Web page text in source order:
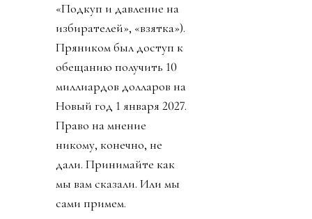
«Подкуп и давление на
избирателей», «взятка»).
Пряником был доступ к
обещанию получить 10
миллиардов долларов на
Новый год 1 января 2027.
Право на мнение
никому, конечно, не
дали. Принимайте как
мы вам сказали. Или мы
сами примем.